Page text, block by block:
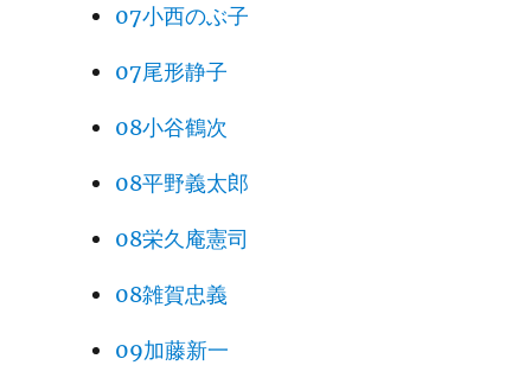
07小西のぶ子
07尾形静子
08小谷鶴次
08平野義太郎
08栄久庵憲司
08雑賀忠義
09加藤新一